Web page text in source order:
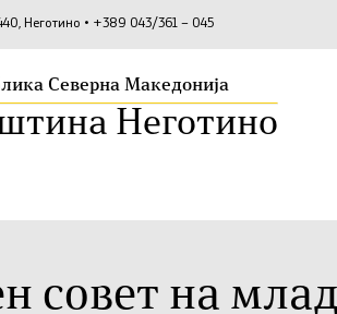
Неготино • +389 043/361 – 045
Северна Македонија
Неготино
совет на